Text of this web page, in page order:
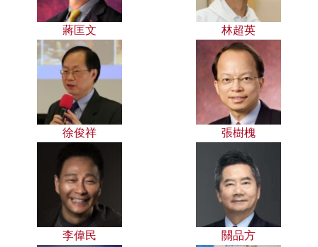
蔣匡文 林超英
徐俊祥 張樹槐
李偉民 關品方